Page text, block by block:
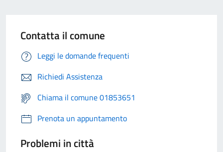
Contatta il comune
Leggi le domande frequenti
Richiedi Assistenza
Chiama il comune 01853651
Prenota un appuntamento
Problemi in città